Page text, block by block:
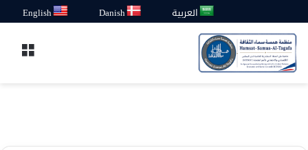
العربية Danish
English